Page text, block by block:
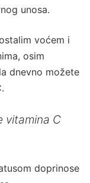
unosa.
voćem i
osim
dnevno možete
vitamina C
doprinose